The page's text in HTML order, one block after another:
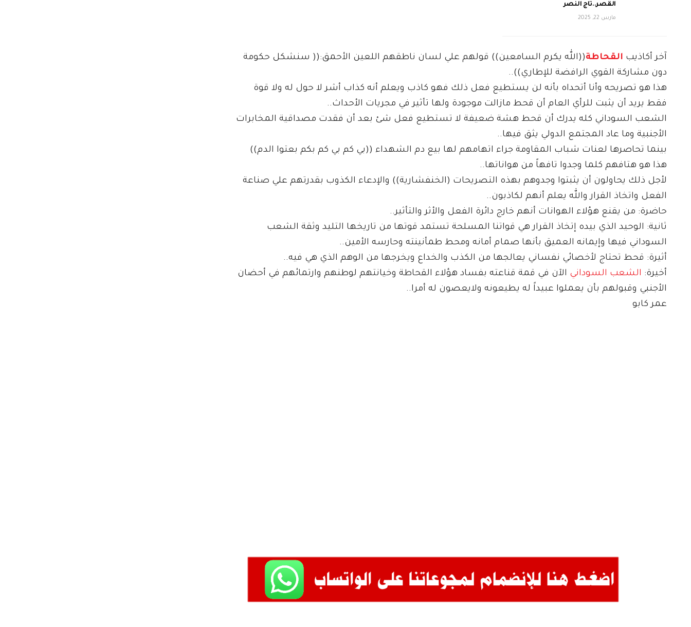
القصر..تاج النصر
مارس 22, 2025
آخر أكاذيب القحاطة((الله يكرم السامعين)) قولهم علي لسان ناطقهم اللعين الأحمق:(( سنشكل حكومة
دون مشاركة القوي الرافضة للإطاري))..
هذا هو تصريحه وأنا أتحداه بأنه لن يستطيع فعل ذلك فهو كاذب ويعلم أنه كذاب أشر لا حول له ولا قوة
فقط يريد أن يثبت للرأي العام أن قحط مازالت موجودة ولها تأثير في مجريات الأحداث..
الشعب السوداني كله يدرك أن قحط هشة ضعيفة لا تستطيع فعل شئ بعد أن فقدت مصداقية المخابرات
الأجنبية وما عاد المجتمع الدولي يثق فيها..
بينما تحاصرها لعنات شباب المقاومة جراء اتهامهم لها بيع دم الشهداء ((بي كم بي كم بكم بعتوا الدم))
هذا هو هتافهم كلما وجدوا تافهاً من هواناتها..
لأجل ذلك يحاولون أن يثبتوا وجدوهم بهذه التصريحات (الخنفشارية)) والإدعاء الكذوب بقدرتهم علي صناعة
الفعل واتخاذ القرار والله يعلم أنهم لكاذبون..
حاضرة: من يقنع هؤلاء الهوانات أنهم خارج دائرة الفعل والأثر والتأثير..
ثانية: الوحيد الذي بيده إتخاذ القرار هي قواتنا المسلحة تستمد قوتها من تاريخها التليد وثقة الشعب
السوداني فيها وإيمانه العميق بأنها صمام أمانه ومحط طمأنينته وحارسه الأمين..
أثيرة: قحط تحتاج لأخصائي نفساني يعالجها من الكذب والخداع ويخرجها من الوهم الذي هي فيه..
أخيرة: الشعب السوداني الآن في قمة قناعته بفساد هؤلاء القحاطة وخيانتهم لوطنهم وارتمائهم في أحضان
الأجنبي وقبولهم بأن يعملوا عبيداً له يطيعونه ولايعصون له أمرا..
عمر كابو